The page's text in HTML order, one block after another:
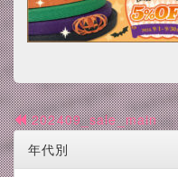
202409_sale_main
年代別